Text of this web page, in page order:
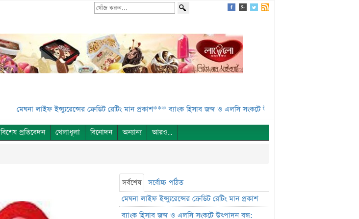
মেঘনা লাইফ ইন্স্যুরেন্সের ক্রেডিট রেটিং মান প্রকাশ*** ব্যাংক হিসাব জব্দ ও এলসি সংকটে উৎপাদন বন্ধ: এস.আলম কোল্ড
বিশেষ প্রতিবেদন খেলাধূলা বিনোদন অন্যান্য আরও..
সর্বশেষ
সর্বোচ্চ পঠিত
মেঘনা লাইফ ইন্স্যুরেন্সের ক্রেডিট রেটিং মান প্রকাশ
ব্যাংক হিসাব জব্দ ও এলসি সংকটে উৎপাদন বন্ধ: